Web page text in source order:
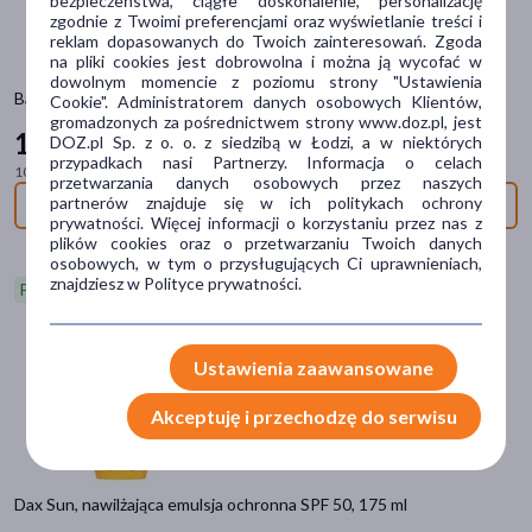
BasicLab Protecticus, lekka emulsja ochronna SPF 50+, 50 ml
11599 zł
100 ml = 231,98 zł
Niedostępny
Promocja
Dax Sun, nawilżająca emulsja ochronna SPF 50, 175 ml
emulsja(1)
sztyft(1)
Problem
ochrona przeciwsłoneczna(17)
przebarwienia(3)
suchość(3)
łojotok(1)
podrażnienie(1)
pokaż więcej
Główne składniki
zgodnie z Twoimi preferencjami oraz wyświetlanie treści i
reklam dopasowanych do Twoich zainteresowań. Zgoda
na pliki cookies jest dobrowolna i można ją wycofać w
dowolnym momencie z poziomu strony "Ustawienia
Cookie". Administratorem danych osobowych Klientów,
gromadzonych za pośrednictwem strony www.doz.pl, jest
DOZ.pl Sp. z o. o. z siedzibą w Łodzi, a w niektórych
przypadkach nasi Partnerzy. Informacja o celach
przetwarzania danych osobowych przez naszych
partnerów znajduje się w ich politykach ochrony
prywatności. Więcej informacji o korzystaniu przez nas z
plików cookies oraz o przetwarzaniu Twoich danych
osobowych, w tym o przysługujących Ci uprawnieniach,
znajdziesz w Polityce prywatności.
Ustawienia zaawansowane
Akceptuję i przechodzę do serwisu